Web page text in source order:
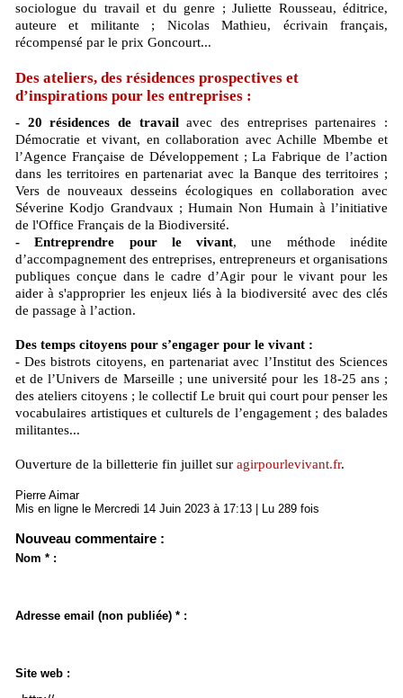
sociologue du travail et du genre ; Juliette Rousseau, éditrice,
auteure et militante ; Nicolas Mathieu, écrivain français,
récompensé par le prix Goncourt...
Des ateliers, des résidences prospectives et
d’inspirations pour les entreprises :
- 20 résidences de travailavec des entreprises partenaires :
Démocratie et vivant, en collaboration avec Achille Mbembe et
l’Agence Française de Développement ; La Fabrique de l’action
dans les territoires en partenariat avec la Banque des territoires ;
Vers de nouveaux desseins écologiques en collaboration avec
Séverine Kodjo Grandvaux ; Humain Non Humain à l’initiative
de l'Office Français de la Biodiversité.
- Entreprendre pour le vivant, une méthode inédite
d’accompagnement des entreprises, entrepreneurs et organisations
publiques conçue dans le cadre d’Agir pour le vivant pour les
aider à s'approprier les enjeux liés à la biodiversité avec des clés
de passage à l’action.
Des temps citoyens pour s’engager pour le vivant :
- Des bistrots citoyens, en partenariat avec l’Institut des Sciences
et de l’Univers de Marseille ; une université pour les 18-25 ans ;
des ateliers citoyens ; le collectif Le bruit qui court pour penser les
vocabulaires artistiques et culturels de l’engagement ; des balades
militantes...
Ouverture de la billetterie fin juillet sur agirpourlevivant.fr.
Pierre Aimar
Mis en ligne le Mercredi 14 Juin 2023 à 17:13 | Lu 289 fois
Nouveau commentaire :
Nom * :
Adresse email (non publiée) * :
Site web :